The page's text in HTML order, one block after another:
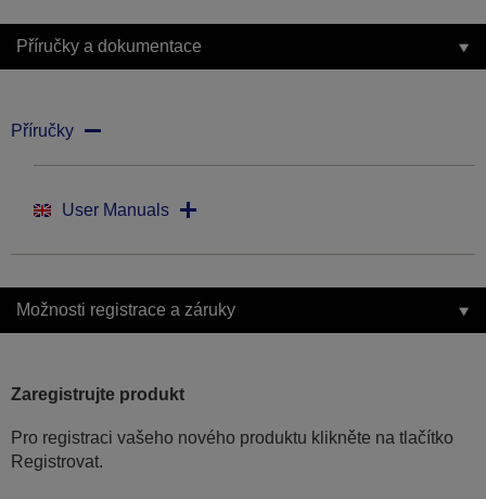
Příručky a dokumentace
Příručky
User Manuals
Možnosti registrace a záruky
Zaregistrujte produkt
Pro registraci vašeho nového produktu klikněte na tlačítko
Registrovat.